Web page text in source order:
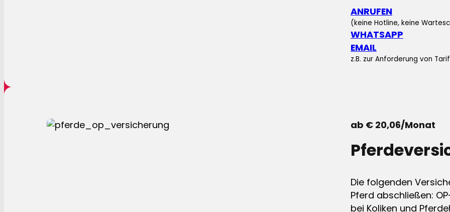
ANRUFEN
(keine Hotline, keine
WHATSAPP
EMAIL
z.B. zur Anforderung von
ab € 20,06/Monat
Die folgenden
Pferd abschließen:
bei Koliken und